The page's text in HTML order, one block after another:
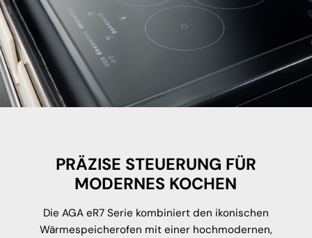
PRÄZISE STEUERUNG FÜR
MODERNES KOCHEN
Die AGA eR7 Serie kombiniert den ikonischen
Wärmespeicherofen mit einer hochmodernen,